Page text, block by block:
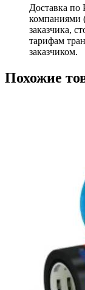
Доставка по
компаниями
заказчика,
тарифам
заказчиком.
Похожие